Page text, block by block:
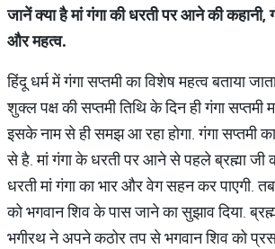
जानेंक्याहैमांगंगाकीधरतीपरआनेकीकहानी,
औरमहत्व.
हिंदू धर्म में गंगा सप्तमी का विशेष महत्व बताया
शुक्ल पक्ष की सप्तमी तिथि के दिन ही गंगा सप्तमी
इसके नाम से ही समझ आ रहा होगा. गंगा सप्तमी
से है. मां गंगा के धरती पर आने से पहले ब्रह्मा जी
धरती मां गंगा का भार और वेग सहन कर पाएगी.
को भगवान शिव के पास जाने का सुझाव दिया.
भगीरथ ने अपने कठोर तप से भगवान शिव को